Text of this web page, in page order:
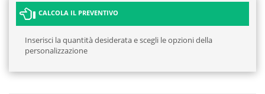
CALCOLA IL PREVENTIVO
Inserisci la quantità desiderata e scegli le opzioni della
personalizzazione